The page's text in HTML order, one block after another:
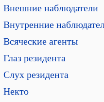
Внешние наблюдатели
Внутренние
Всяческие агенты
Глаз резидента
Слух резидента
Некто